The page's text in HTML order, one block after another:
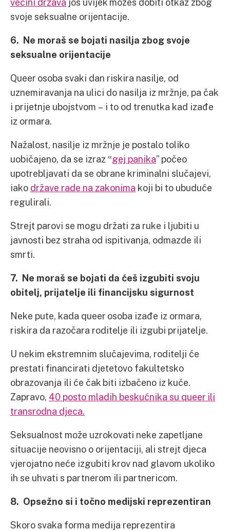
svoje seksualne orijentacije.
6. Ne moraš se bojati nasilja zbog svoje
seksualne orijentacije
Queer osoba svaki dan riskira nasilje, od
uznemiravanja na ulici do nasilja iz mržnje, pa čak
i prijetnje ubojstvom – i to od trenutka kad izađe
iz ormara.
Nažalost, nasilje iz mržnje je postalo toliko
uobičajeno, da se izraz ‟gej panika” počeo
upotrebljavati da se obrane kriminalni slučajevi,
iako države rade na zakonima koji bi to ubuduće
regulirali.
Strejt parovi se mogu držati za ruke i ljubiti u
javnosti bez straha od ispitivanja, odmazde ili
smrti.
7. Ne moraš se bojati da ćeš izgubiti svoju
obitelj, prijatelje ili financijsku sigurnost
Neke pute, kada queer osoba izađe iz ormara,
riskira da razočara roditelje ili izgubi prijatelje.
U nekim ekstremnim slučajevima, roditelji će
prestati financirati djetetovo fakultetsko
obrazovanja ili će čak biti izbačeno iz kuće.
Zapravo, 40 posto mladih beskućnika su queer ili
transrodna djeca.
Seksualnost može uzrokovati neke zapetljane
situacije neovisno o orijentaciji, ali strejt djeca
vjerojatno neće izgubiti krov nad glavom ukoliko
ih se uhvati s partnerom ili partnericom.
8. Opsežno si i točno medijski reprezentiran
Skoro svaka forma medija reprezentira